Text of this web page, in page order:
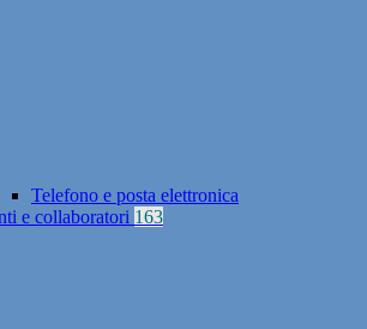
Telefono e posta elettronica
e collaboratori 163